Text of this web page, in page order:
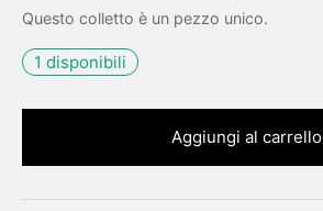
Questo colletto è un pezzo unico.
1 disponibili
Aggiungi al carrello